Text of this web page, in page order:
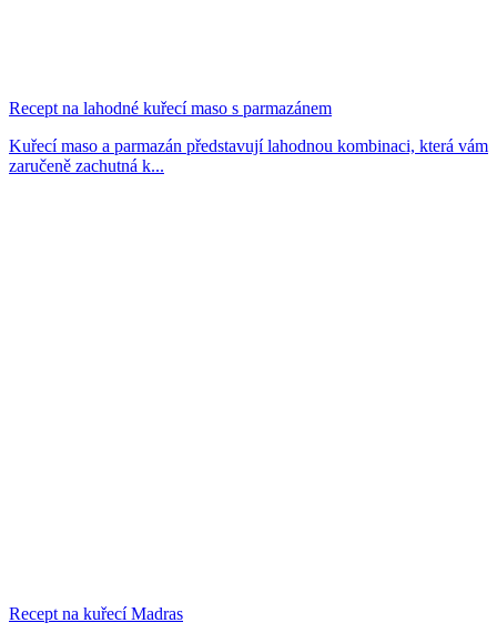
Recept na lahodné kuřecí maso s parmazánem
Kuřecí maso a parmazán představují lahodnou kombinaci, která vám
zaručeně zachutná k...
Recept na kuřecí Madras